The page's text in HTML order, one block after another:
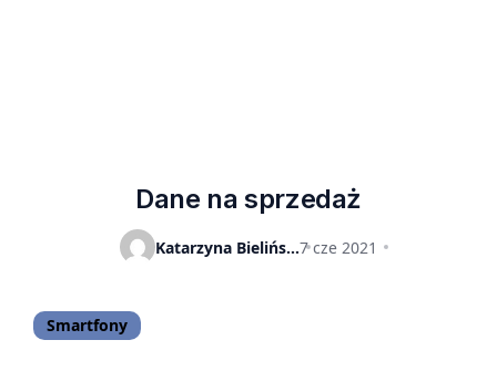
Dane na sprzedaż
Katarzyna Bielińska7 cze 2021
Smartfony